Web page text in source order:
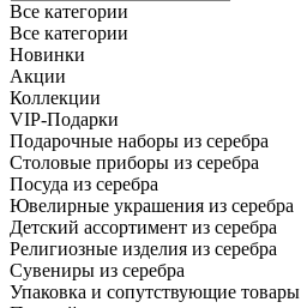
Все категории
Все категории
Новинки
Акции
Коллекции
VIP-Подарки
Подарочные наборы из серебра
Столовые приборы из серебра
Посуда из серебра
Ювелирные украшения из серебра
Детский ассортимент из серебра
Религиозные изделия из серебра
Сувениры из серебра
Упаковка и сопутствующие товары